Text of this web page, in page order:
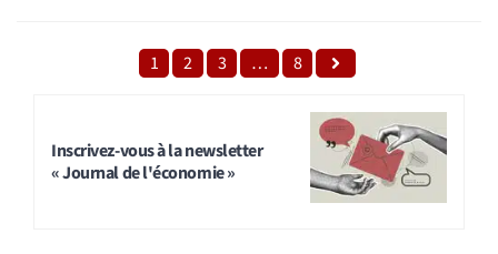
1 2 3 … 8
Inscrivez-vous à la newsletter
« Journal de l'économie »